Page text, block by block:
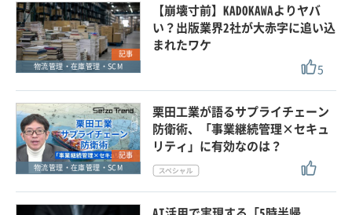
記事
物流管理・在庫管理・SCM
【崩壊寸前】KADOKAWAよりヤバ
い？出版業界2社が大赤字に追い込
まれたワケ
5
記事
物流管理・在庫管理・SCM
栗田工業が語るサプライチェーン
防衛術、「事業継続管理×セキュ
リティ」に有効なのは？